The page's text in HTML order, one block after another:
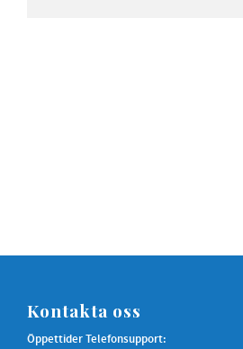
Kontakta oss
Öppettider Telefonsupport: